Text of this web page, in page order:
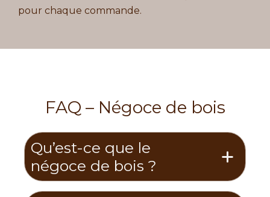
pour chaque commande.
FAQ – Négoce de bois
Qu’est-ce que le
négoce de bois ?